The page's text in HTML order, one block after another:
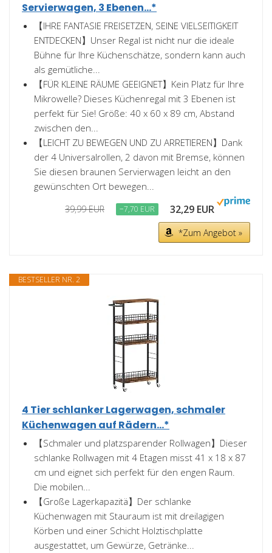
Servierwagen, 3 Ebenen...*
【IHRE FANTASIE FREISETZEN, SEINE VIELSEITIGKEIT
ENTDECKEN】Unser Regal ist nicht nur die ideale
Bühne für Ihre Küchenschätze, sondern kann auch
als gemütliche...
【FÜR KLEINE RÄUME GEEIGNET】Kein Platz für Ihre
Mikrowelle? Dieses Küchenregal mit 3 Ebenen ist
perfekt für Sie! Größe: 40 x 60 x 89 cm, Abstand
zwischen den...
【LEICHT ZU BEWEGEN UND ZU ARRETIEREN】Dank
der 4 Universalrollen, 2 davon mit Bremse, können
Sie diesen braunen Servierwagen leicht an den
gewünschten Ort bewegen...
39,99 EUR −7,70 EUR 32,29 EUR
*Zum Angebot »
BESTSELLER NR. 2
4 Tier schlanker Lagerwagen, schmaler
Küchenwagen auf Rädern...*
【Schmaler und platzsparender Rollwagen】Dieser
schlanke Rollwagen mit 4 Etagen misst 41 x 18 x 87
cm und eignet sich perfekt für den engen Raum.
Die mobilen...
【Große Lagerkapazitä】Der schlanke
Küchenwagen mit Stauraum ist mit dreilagigen
Körben und einer Schicht Holztischplatte
ausgestattet, um Gewürze, Getränke...